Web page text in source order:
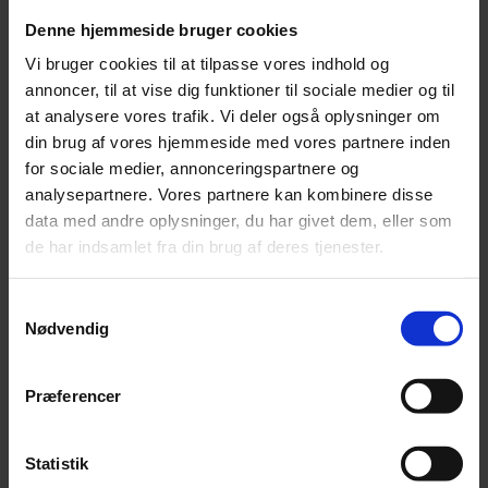
Denne hjemmeside bruger cookies
Vi bruger cookies til at tilpasse vores indhold og
annoncer, til at vise dig funktioner til sociale medier og til
at analysere vores trafik. Vi deler også oplysninger om
din brug af vores hjemmeside med vores partnere inden
for sociale medier, annonceringspartnere og
analysepartnere. Vores partnere kan kombinere disse
data med andre oplysninger, du har givet dem, eller som
de har indsamlet fra din brug af deres tjenester.
Nødvendig
Præferencer
Statistik
Omtanketesten har derimod til formål at give os et
indblik i ansøgerens evne til at forstå og evaluere
numeriske, verbale og abstrakte opgaver.